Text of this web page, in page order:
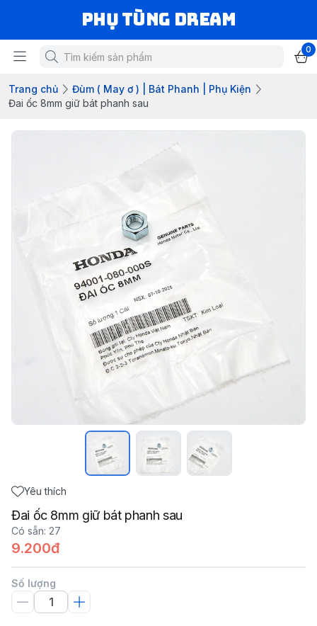
Phụ Tùng Dream
0
Trang chủ
Đùm ( May ơ ) | Bát Phanh | Phụ Kiện
Đai ốc 8mm giữ bát phanh sau
Yêu thích
Đai ốc 8mm giữ bát phanh sau
Có sẵn: 27
9.200đ
Số lượng